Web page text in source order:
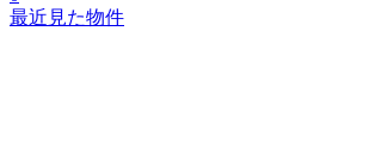
最近見た物件